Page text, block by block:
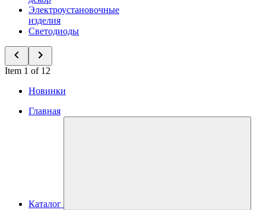
Электроустановочные
изделия
Светодиоды
Item 1 of 12
Новинки
Главная
Каталог